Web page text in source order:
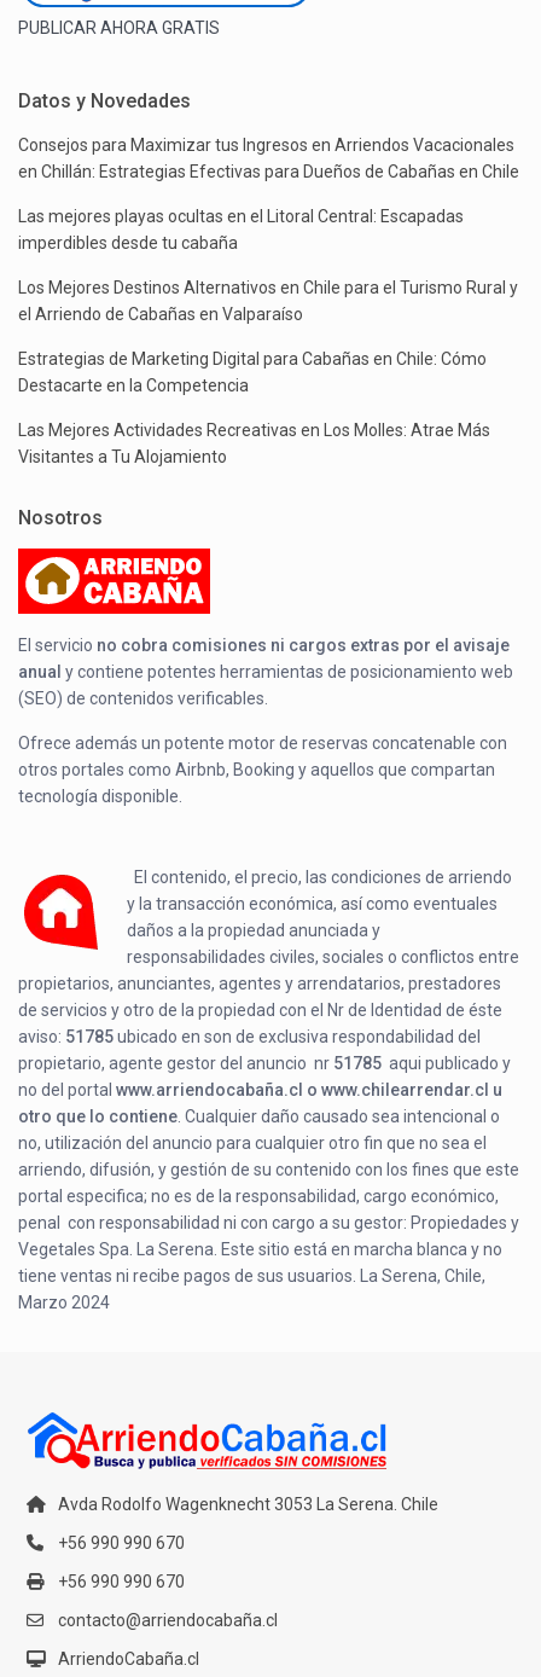
PUBLICAR AHORA GRATIS
Datos y Novedades
Consejos para Maximizar tus Ingresos en Arriendos Vacacionales
en Chillán: Estrategias Efectivas para Dueños de Cabañas en Chile
Las mejores playas ocultas en el Litoral Central: Escapadas
imperdibles desde tu cabaña
Los Mejores Destinos Alternativos en Chile para el Turismo Rural y
el Arriendo de Cabañas en Valparaíso
Estrategias de Marketing Digital para Cabañas en Chile: Cómo
Destacarte en la Competencia
Las Mejores Actividades Recreativas en Los Molles: Atrae Más
Visitantes a Tu Alojamiento
Nosotros
El servicio no cobra comisiones ni cargos extras por el avisaje
anual y contiene potentes herramientas de posicionamiento web
(SEO) de contenidos verificables.
Ofrece además un potente motor de reservas concatenable con
otros portales como Airbnb, Booking y aquellos que compartan
tecnología disponible.
El contenido, el precio, las condiciones de arriendo
y la transacción económica, así como eventuales
daños a la propiedad anunciada y
responsabilidades civiles, sociales o conflictos entre
propietarios, anunciantes, agentes y arrendatarios, prestadores
de servicios y otro de la propiedad con el Nr de Identidad de éste
aviso: 51785ubicado enson de exclusiva respondabilidad del
propietario, agente gestor del anuncio nr 51785 aqui publicado y
no del portalwww.arriendocabaña.cl o www.chilearrendar.cl u
otro que lo contiene . Cualquier daño causado sea intencional o
no, utilización del anuncio para cualquier otro fin que no sea el
arriendo, difusión, y gestión de su contenido con los fines que este
portal especifica; no es de la responsabilidad, cargo económico,
penal con responsabilidad ni con cargo a su gestor: Propiedades y
Vegetales Spa. La Serena. Este sitio está en marcha blanca y no
tiene ventas ni recibe pagos de sus usuarios. La Serena, Chile,
Marzo 2024
Avda Rodolfo Wagenknecht 3053 La Serena. Chile
+56 990 990 670
+56 990 990 670
contacto@arriendocabaña.cl
ArriendoCabaña.cl